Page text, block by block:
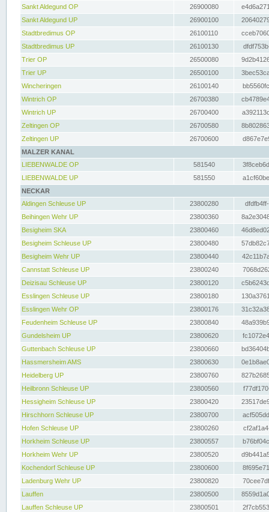
Sankt Aldegund OP
26900080
Sankt Aldegund UP
26900100
Stadtbredimus OP
26100110
Stadtbredimus UP
26100130
Trier OP
26500080
Trier UP
26500100
Wincheringen
26100140
Wintrich OP
26700380
Wintrich UP
26700400
Zeltingen OP
26700580
Zeltingen UP
26700600
MALZER KANAL
LIEBENWALDE OP
581540
LIEBENWALDE UP
581550
NECKAR
Aldingen Schleuse UP
23800280
Beihingen Wehr UP
23800360
Besigheim SKA
23800460
Besigheim Schleuse UP
23800480
Besigheim Wehr UP
23800440
Cannstatt Schleuse UP
23800240
Deizisau Schleuse UP
23800120
Esslingen Schleuse UP
23800180
Esslingen Wehr OP
23800176
Feudenheim Schleuse UP
23800840
Gundelsheim UP
23800620
Guttenbach Schleuse UP
23800660
Hassmersheim AMS
23800630
Heidelberg UP
23800760
Heilbronn Schleuse UP
23800560
Hessigheim Schleuse UP
23800420
Hirschhorn Schleuse UP
23800700
Hofen Schleuse UP
23800260
Horkheim Schleuse UP
23800557
Horkheim Wehr UP
23800520
Kochendorf Schleuse UP
23800600
Ladenburg Wehr UP
23800820
Lauffen
23800500
Lauffen Schleuse UP
23800501